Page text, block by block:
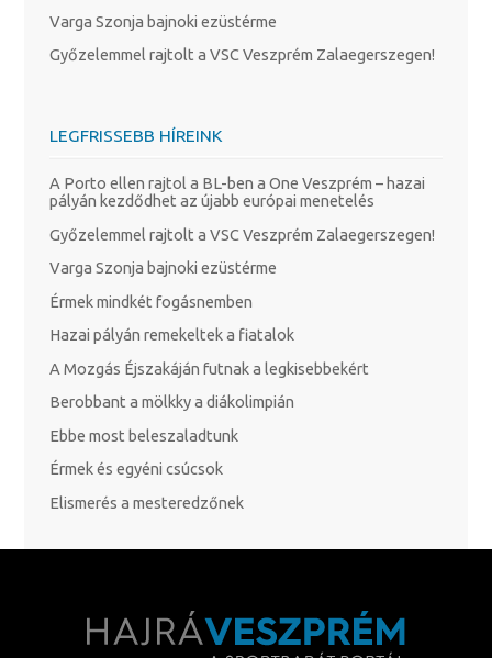
Varga Szonja bajnoki ezüstérme
Győzelemmel rajtolt a VSC Veszprém Zalaegerszegen!
LEGFRISSEBB HÍREINK
A Porto ellen rajtol a BL-ben a One Veszprém – hazai
pályán kezdődhet az újabb európai menetelés
Győzelemmel rajtolt a VSC Veszprém Zalaegerszegen!
Varga Szonja bajnoki ezüstérme
Érmek mindkét fogásnemben
Hazai pályán remekeltek a fiatalok
A Mozgás Éjszakáján futnak a legkisebbekért
Berobbant a mölkky a diákolimpián
Ebbe most beleszaladtunk
Érmek és egyéni csúcsok
Elismerés a mesteredzőnek